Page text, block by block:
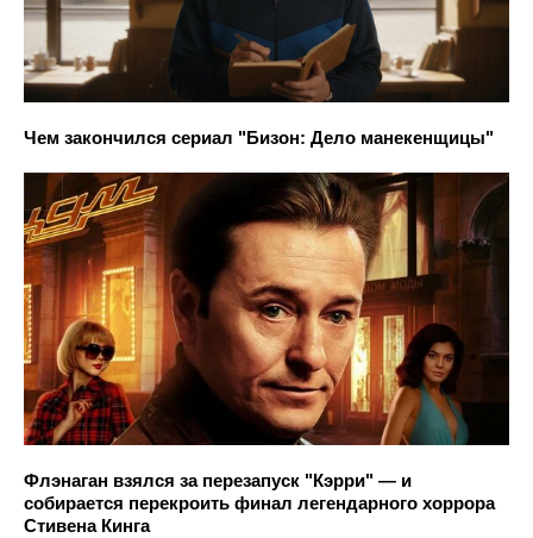
Чем закончился сериал "Бизон: Дело манекенщицы"
Флэнаган взялся за перезапуск "Кэрри" — и
собирается перекроить финал легендарного хоррора
Стивена Кинга